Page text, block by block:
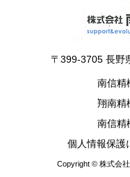
〒399-3705 長野
南信精
翔南精
南信精
個人情報保護
Copyright © 株式会